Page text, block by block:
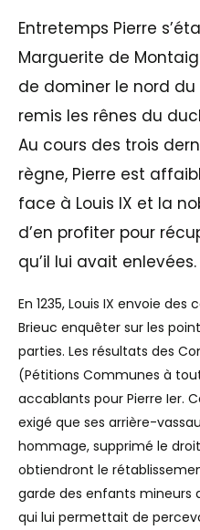
Entretemps Pierre
Marguerite de
de dominer le nord du
remis les rênes du
Au cours des trois
règne, Pierre est
face à Louis IX et la
d’en profiter pour
qu’il lui avait enlevées.
En 1235, Louis IX envoie
Brieuc enquêter sur les
parties. Les résultats des
(Pétitions Communes à
accablants pour Pierre Ier.
exigé que ses arrière-
hommage, supprimé le
obtiendront le
garde des enfants mineurs
qui lui permettait de